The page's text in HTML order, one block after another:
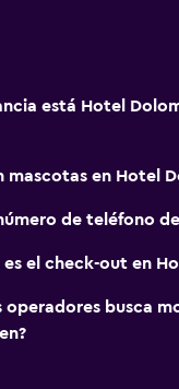
está Hotel
mascotas en Hotel
de teléfono
es el check-out en
operadores busca